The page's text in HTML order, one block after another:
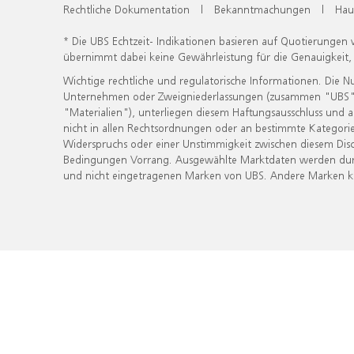
Rechtliche Dokumentation | Bekanntmachungen |
* Die UBS Echtzeit- Indikationen basieren auf
übernimmt dabei keine Gewährleistung für die
Wichtige rechtliche und regulatorische Informationen. Die
Unternehmen oder Zweigniederlassungen (zusammen
"Materialien"), unterliegen diesem Haftungsausschluss
nicht in allen Rechtsordnungen oder an bestimmte
Widerspruchs oder einer Unstimmigkeit zwischen diesem
Bedingungen Vorrang. Ausgewählte Marktdaten werden
und nicht eingetragenen Marken von UBS. Andere Marken